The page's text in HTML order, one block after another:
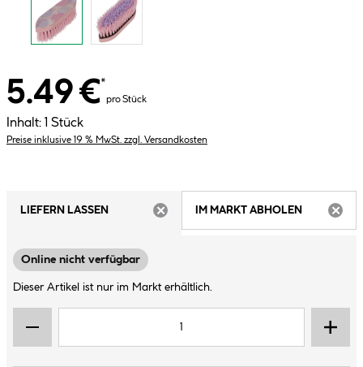
5.49 €*
pro Stück
Inhalt: 1 Stück
Preise inklusive 19 % MwSt. zzgl. Versandkosten
LIEFERN LASSEN
IM MARKT ABHOLEN
Online nicht verfügbar
Dieser Artikel ist nur im Markt erhältlich.